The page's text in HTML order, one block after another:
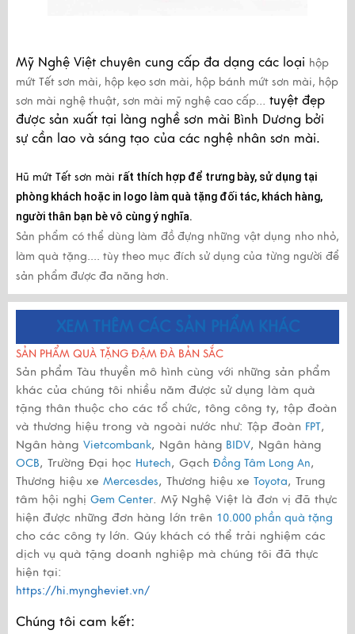
Mỹ Nghệ Việt chuyên cung cấp đa dạng các loại hộp
mứt Tết sơn mài, hộp kẹo sơn mài, hộp bánh mứt sơn mài, hộp
sơn mài nghệ thuật, sơn mài mỹ nghệ cao cấp… tuyệt đẹp
được sản xuất tại làng nghề sơn mài Bình Dương bởi
sự cần lao và sáng tạo của các nghệ nhân sơn mài.
Hũ mứt Tết sơn mài rất thích hợp để trưng bày, sử dụng tại
phòng khách hoặc in logo làm quà tặng đối tác, khách hàng,
người thân bạn bè vô cùng ý nghĩa.
Sản phẩm có thể dùng làm đồ đựng những vật dụng nho nhỏ,
làm quà tặng.... tùy theo mục đích sử dụng của từng người để
sản phẩm được đa năng hơn.
XEM THÊM CÁC SẢN PHẨM KHÁC
SẢN PHẨM QUÀ TẶNG ĐẬM ĐÀ BẢN SẮC
Sản phẩm Tàu thuyền mô hình cùng với những sản phẩm
khác của chúng tôi nhiều năm được sử dụng làm quà
tặng thân thuộc cho các tổ chức, tông công ty, tập đoàn
và thương hiệu trong và ngoài nước như: Tập đoàn FPT,
Ngân hàng Vietcombank, Ngân hàng BIDV, Ngân hàng
OCB, Trường Đại học Hutech, Gạch Đồng Tâm Long An,
Thương hiệu xe Mercesdes, Thương hiệu xe Toyota, Trung
tâm hội nghị Gem Center. Mỹ Nghệ Việt là đơn vị đã thực
hiện được những đơn hàng lớn trên 10.000 phần quà tặng
cho các công ty lớn. Qúy khách có thể trải nghiệm các
dịch vụ quà tặng doanh nghiệp mà chúng tôi đã thực
hiện tại:
https://hi.myngheviet.vn/
Chúng tôi cam kết: